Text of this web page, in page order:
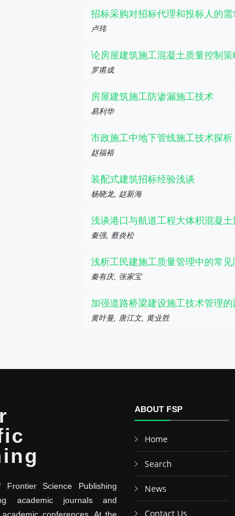
招标采购对招标代理和投标人的需
卢玮
论房屋建筑施工混凝土质量控制策
罗甫成
房屋建筑施工防渗漏施工技术
易利华
市政施工中地下管线施工技术探析
赵福裕
装配式建筑招标经验浅谈
杨晓龙, 赵新海
浅谈港口与航道工程大体积混凝
秦强, 蔡炎松
浅析工民建施工质量管理中的常
秦有庆, 张家宝
加强道路桥梁建设施工技术管理
黄叶曼, 唐江文, 黄业胜
Science Publishing
academic journals and
ABOUT FSP
Home
Search
News
Contact Us